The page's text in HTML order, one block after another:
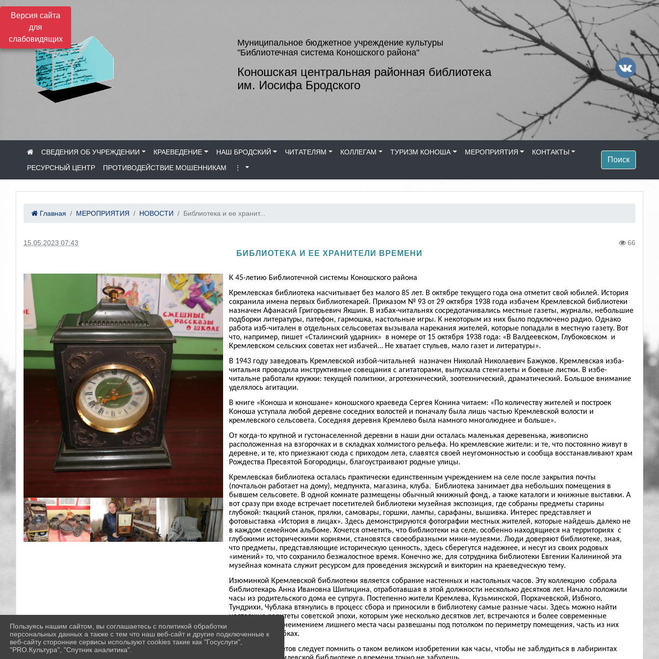
Версия сайта
для
слабовидящих
Муниципальное бюджетное учреждение культуры
"Библиотечная система Коношского района"
Коношская центральная районная библиотека
им. Иосифа Бродского
СВЕДЕНИЯ ОБ УЧРЕЖДЕНИИ КРАЕВЕДЕНИЕ НАШ БРОДСКИЙ ЧИТАТЕЛЯМ КОЛЛЕГАМ ТУРИЗМ КОНОША МЕРОПРИЯТИЯ
КОНТАКТЫ
РЕСУРСНЫЙ ЦЕНТР
ПРОТИВОДЕЙСТВИЕ МОШЕННИКАМ ⋮
Поиск
Главная МЕРОПРИЯТИЯ НОВОСТИ Библиотека и ее хранит...
15.05.2023 07:43 66
БИБЛИОТЕКА И ЕЕ ХРАНИТЕЛИ ВРЕМЕНИ
К 45-летию Библиотечной системы Коношского района
Кремлевская библиотека насчитывает без малого 85 лет. В октябре текущего года она отметит свой юбилей. История
сохранила имена первых библиотекарей. Приказом № 93 от 29 октября 1938 года избачем Кремлевской библиотеки
назначен Афанасий Григорьевич Якшин. В избах-читальнях сосредотачивались местные газеты, журналы, небольшие
подборки литературы, патефон, гармошка, настольные игры. К некоторым из них было подключено радио. Однако
работа изб-читален в отдельных сельсоветах вызывала нарекания жителей, которые попадали в местную газету. Вот
что, например, пишет «Сталинский ударник» в номере от 15 октября 1938 года: «В Валдеевском, Глубоковском и
Кремлевском сельских советах нет избачей… Не хватает стульев, мало газет и литературы».
В 1943 году заведовать Кремлевской избой-читальней назначен Николай Николаевич Бажуков. Кремлевская изба-
читальня проводила инструктивные совещания с агитаторами, выпускала стенгазеты и боевые листки. В избе-
читальне работали кружки: текущей политики, агротехнический, зоотехнический, драматический. Большое внимание
уделялось агитации.
В книге «Коноша и коношане» коношского краеведа Сергея Конина читаем: «По количеству жителей и построек
Коноша уступала любой деревне соседних волостей и поначалу была лишь частью Кремлевской волости и
кремлевского сельсовета. Соседняя деревня Кремлево была намного многолюднее и больше».
От когда-то крупной и густонаселенной деревни в наши дни осталась маленькая деревенька, живописно
расположенная на взгорочках и в складках холмистого рельефа. Но кремлевские жители: и те, что постоянно живут в
деревне, и те, кто приезжают сюда с приходом лета, славятся своей неугомонностью и сообща восстанавливают храм
Рождества Пресвятой Богородицы, благоустраивают родные улицы.
Кремлевская библиотека осталась практически единственным учреждением на селе после закрытия почты
(почтальон работает на дому), медпункта, магазина, клуба. Библиотека занимает два небольших помещения в
бывшем сельсовете. В одной комнате размещены обычный книжный фонд, а также каталоги и книжные выставки. А
вот сразу при входе встречает посетителей библиотеки музейная экспозиция, где собраны предметы старины
глубокой: ткацкий станок, прялки, самовары, горшки, лампы, сарафаны, вышивка. Интерес представляет и
фотовыставка «История в лицах». Здесь демонстрируются фотографии местных жителей, которые найдешь далеко не
в каждом семейном альбоме. Хочется отметить, что библиотеки на селе, особенно находящиеся на территориях с
глубокими историческими корнями, становятся своеобразными мини-музеями. Люди доверяют библиотеке, зная,
что предметы, представляющие историческую ценность, здесь сберегутся надежнее, и несут из своих родовых
«имений» то, что сохранило безжалостное время. Конечно же, для сотрудника библиотеки Евгении Калининой эта
музейная комната служит ресурсом для проведения экскурсий и викторин на краеведческую тему.
Изюминкой Кремлевской библиотеки является собрание настенных и настольных часов. Эту коллекцию собрала
библиотекарь Анна Ивановна Шипицина, отработавшая в этой должности несколько десятков лет. Начало положили
часы из родительского дома ее супруга. Постепенно жители Кремлева, Кузьминской, Порхачевской, Избного,
Тундрихи, Чублака втянулись в процесс сбора и приносили в библиотеку самые разные часы. Здесь можно найти
настоящие раритеты советской эпохи, которым уже несколько десятков лет, встречаются и более современные
экземпляры. За неимением лишнего места часы развешаны под потолком по периметру помещения, часть из них
хранится в коробках.
В наш век гаджетов следует помнить о таком великом изобретении как часы, чтобы не заблудиться в лабиринтах
Пользуясь нашим сайтом, вы соглашаетесь с политикой обработки
персональных данных а также с тем что наш веб-сайт и другие подключенные к
веб-сайту сторонние сервисы используют cookies такие как "Госуслуги",
"PRO.Культура", "Спутник аналитика".